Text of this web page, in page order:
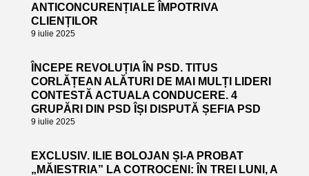
ANTICONCURENȚIALE ÎMPOTRIVA
CLIENȚILOR
9 iulie 2025
ÎNCEPE REVOLUȚIA ÎN PSD. TITUS
CORLĂȚEAN ALĂTURI DE MAI MULȚI LIDERI
CONTESTĂ ACTUALA CONDUCERE. 4
GRUPĂRI DIN PSD ÎȘI DISPUTĂ ȘEFIA PSD
9 iulie 2025
EXCLUSIV. ILIE BOLOJAN ȘI-A PROBAT
„MĂIESTRIA” LA COTROCENI: ÎN TREI LUNI, A